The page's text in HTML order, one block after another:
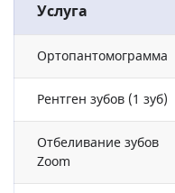
Услуга
Ортопантомограмма
Рентген зубов (1 зуб)
Отбеливание зубов
Zoom